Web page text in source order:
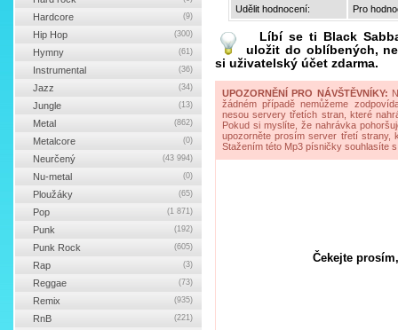
Udělit hodnocení:
Pro
Líbí se ti
Black
uložit do oblíbených,
si uživatelský účet zdarma.
UPOZORNĚNÍ PRO NÁVŠTĚVNÍKY:
žádném případě nemůžeme
nesou servery třetích stran, které
Pokud si myslíte, že nahrávka
upozorněte prosím server třetí strany,
Stažením této Mp3 písničky souhlasíte
Čekejte
Hardcore (9)
Hip Hop (300)
Hymny (61)
Instrumental (36)
Jazz (34)
Jungle (13)
Metal (862)
Metalcore (0)
Neurčený (43 994)
Nu-metal (0)
Ploužáky (65)
Pop (1 871)
Punk (192)
Punk Rock (605)
Rap (3)
Reggae (73)
Remix (935)
RnB (221)